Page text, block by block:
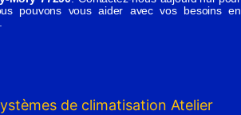
pouvons vous aider avec vos besoins en
de climatisation Atelier